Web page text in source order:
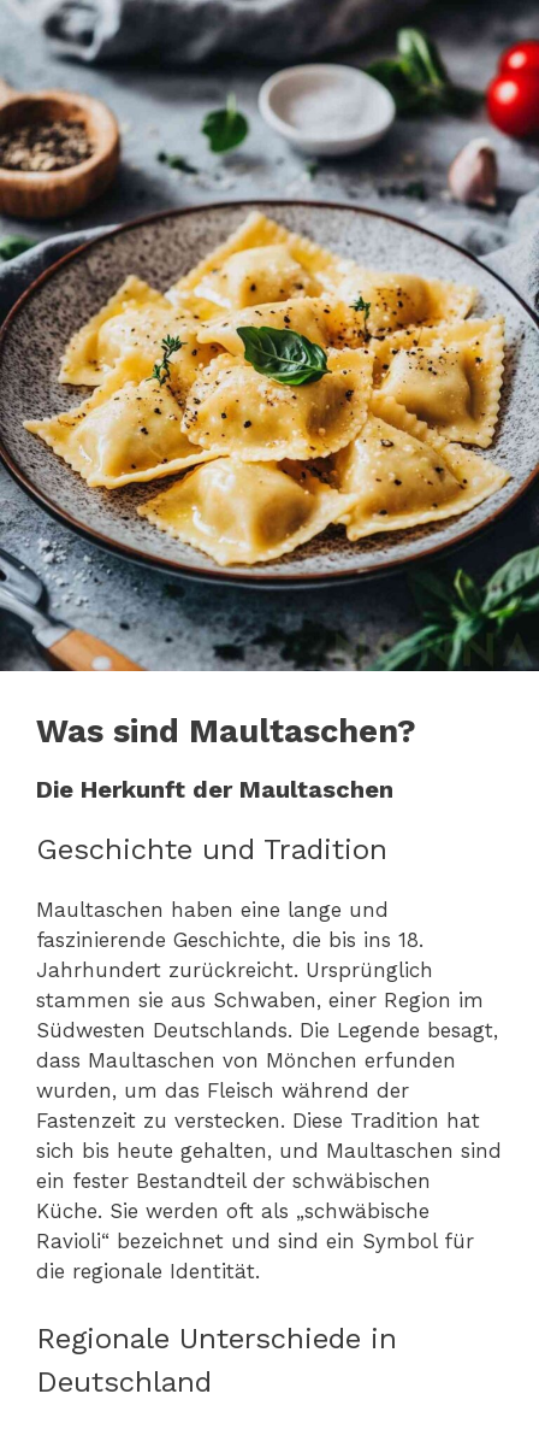
Was sind Maultaschen?
Die Herkunft der Maultaschen
Geschichte und Tradition
Maultaschen haben eine lange und
faszinierende Geschichte, die bis ins 18.
Jahrhundert zurückreicht. Ursprünglich
stammen sie aus Schwaben, einer Region im
Südwesten Deutschlands. Die Legende besagt,
dass Maultaschen von Mönchen erfunden
wurden, um das Fleisch während der
Fastenzeit zu verstecken. Diese Tradition hat
sich bis heute gehalten, und Maultaschen sind
ein fester Bestandteil der schwäbischen
Küche. Sie werden oft als „schwäbische
Ravioli“ bezeichnet und sind ein Symbol für
die regionale Identität.
Regionale Unterschiede in
Deutschland